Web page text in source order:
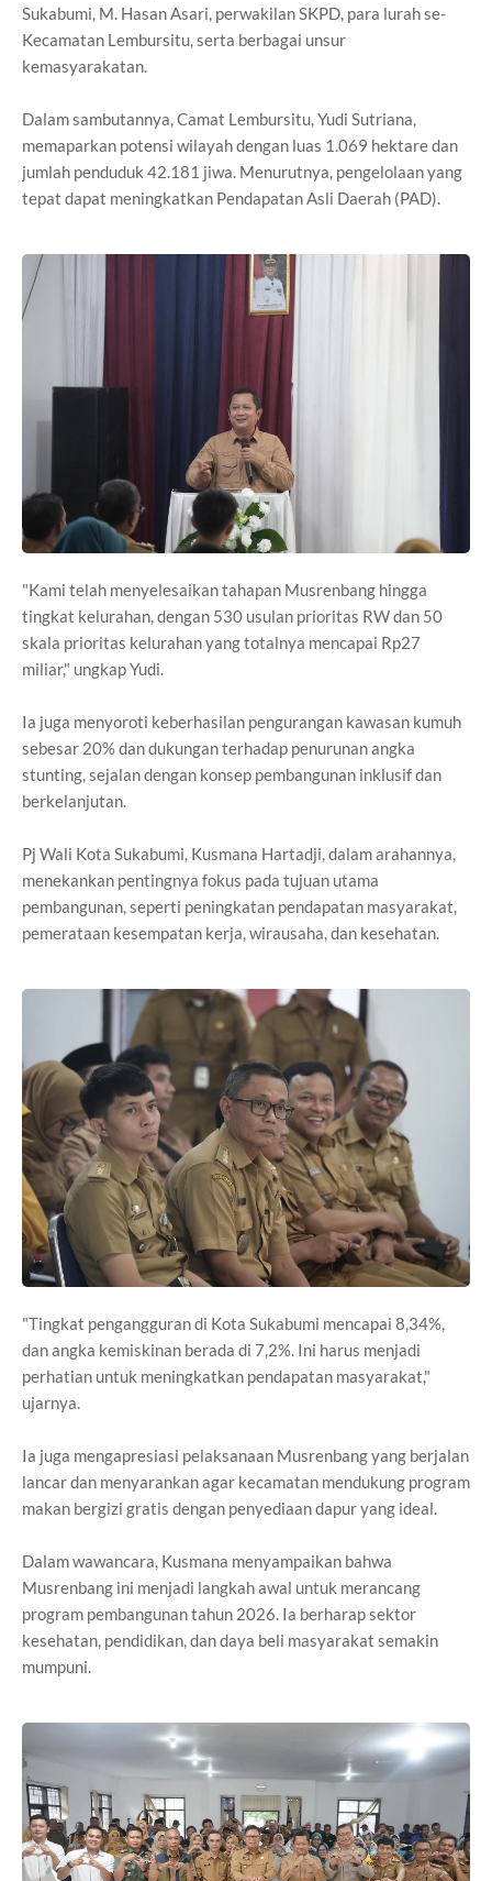
Sukabumi, M. Hasan Asari, perwakilan SKPD, para lurah se-
Kecamatan Lembursitu, serta berbagai unsur
kemasyarakatan.
Dalam sambutannya, Camat Lembursitu, Yudi Sutriana,
memaparkan potensi wilayah dengan luas 1.069 hektare dan
jumlah penduduk 42.181 jiwa. Menurutnya, pengelolaan yang
tepat dapat meningkatkan Pendapatan Asli Daerah (PAD).
"Kami telah menyelesaikan tahapan Musrenbang hingga
tingkat kelurahan, dengan 530 usulan prioritas RW dan 50
skala prioritas kelurahan yang totalnya mencapai Rp27
miliar," ungkap Yudi.
Ia juga menyoroti keberhasilan pengurangan kawasan kumuh
sebesar 20% dan dukungan terhadap penurunan angka
stunting, sejalan dengan konsep pembangunan inklusif dan
berkelanjutan.
Pj Wali Kota Sukabumi, Kusmana Hartadji, dalam arahannya,
menekankan pentingnya fokus pada tujuan utama
pembangunan, seperti peningkatan pendapatan masyarakat,
pemerataan kesempatan kerja, wirausaha, dan kesehatan.
"Tingkat pengangguran di Kota Sukabumi mencapai 8,34%,
dan angka kemiskinan berada di 7,2%. Ini harus menjadi
perhatian untuk meningkatkan pendapatan masyarakat,"
ujarnya.
Ia juga mengapresiasi pelaksanaan Musrenbang yang berjalan
lancar dan menyarankan agar kecamatan mendukung program
makan bergizi gratis dengan penyediaan dapur yang ideal.
Dalam wawancara, Kusmana menyampaikan bahwa
Musrenbang ini menjadi langkah awal untuk merancang
program pembangunan tahun 2026. Ia berharap sektor
kesehatan, pendidikan, dan daya beli masyarakat semakin
mumpuni.